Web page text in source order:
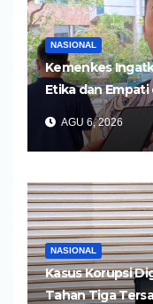
NASIONAL
Kemenkes
Etika dan Empati
AGU 6, 2026
NASIONAL
Kasus Korupsi
Tahan Tiga